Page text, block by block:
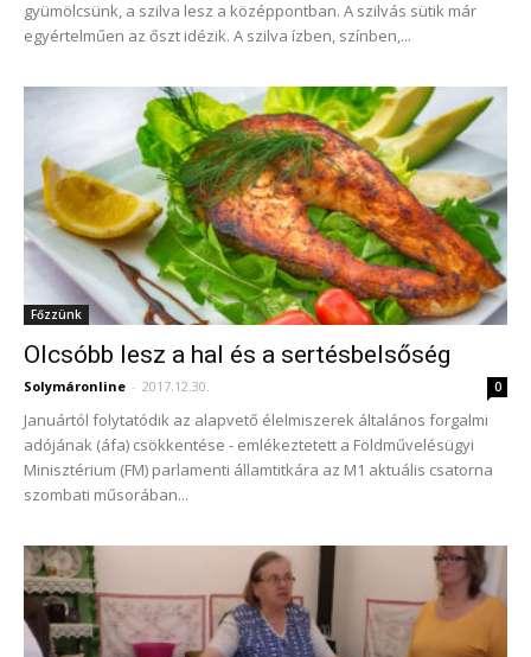
gyümölcsünk, a szilva lesz a középpontban. A szilvás sütik már
egyértelműen az őszt idézik. A szilva ízben, színben,...
Főzzünk
Olcsóbb lesz a hal és a sertésbelsőség
Solymáronline - 2017.12.30. 0
Januártól folytatódik az alapvető élelmiszerek általános forgalmi
adójának (áfa) csökkentése - emlékeztetett a Földművelésügyi
Minisztérium (FM) parlamenti államtitkára az M1 aktuális csatorna
szombati műsorában...